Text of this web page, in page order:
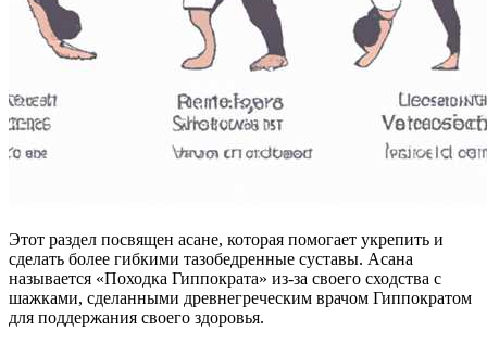
Этот раздел посвящен асане, которая помогает укрепить и
сделать более гибкими тазобедренные суставы. Асана
называется «Походка Гиппократа» из-за своего сходства с
шажками, сделанными древнегреческим врачом Гиппократом
для поддержания своего здоровья.